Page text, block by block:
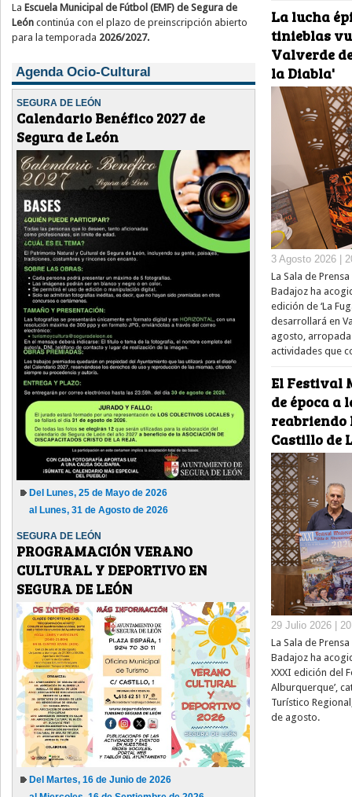
La Escuela Municipal de Fútbol (EMF) de Segura de
León continúa con el plazo de preinscripción abierto
para la temporada 2026/2027.
Agenda Ocio-Cultural
SEGURA DE LEÓN
Calendario Benéfico 2027 de
Segura de León
Del Lunes, 25 de Mayo de 2026
al Lunes, 31 de Agosto de 2026
SEGURA DE LEÓN
PROGRAMACIÓN VERANO
CULTURAL Y DEPORTIVO EN
SEGURA DE LEÓN
Del Martes, 16 de Junio de 2026
La lucha
tinieblas
Valverde
la Diabla'
3 Agosto 2026 |
La Sala de
Badajoz ha
edición de ‘La
desarrollará en
agosto,
actividades que
El Festival
de época a
reabriendo
Castillo de
29 Julio 2026 |
La Sala de
Badajoz ha
XXXI edición del
Alburquerque’,
Turístico
de agosto.